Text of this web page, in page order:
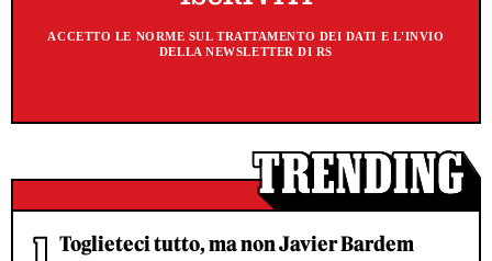
ACCETTO LE NORME SUL TRATTAMENTO DEI DATI E L'INVIO
DELLA NEWSLETTER DI RS
Toglieteci tutto, ma non Javier Bardem